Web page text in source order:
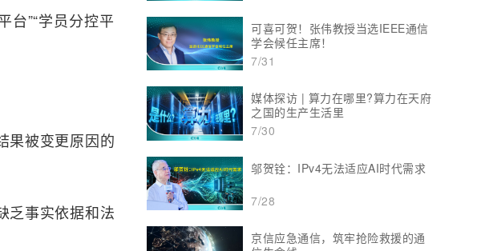
台”“学员分控平
果被变更原因的
乏事实依据和法
可喜可贺！张伟教授当选IEEE通信
学会候任主席！
7/31
媒体探访 | 算力在哪里?算力在天府
之国的生产生活里
7/30
邬贺铨：IPv4无法适应AI时代需求
7/28
京信应急通信，筑牢抢险救援的通